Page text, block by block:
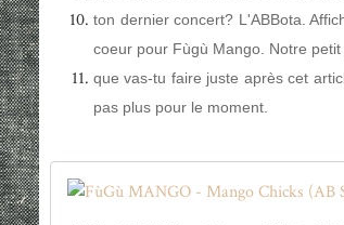
ton dernier concert? L'ABBota.
coeur pour Fùgù Mango. Notre
que vas-tu faire juste après cet
pas plus pour le moment.